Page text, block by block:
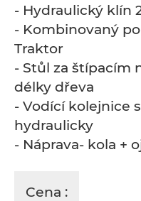
- Hydraulický klín
- Kombinovaný
Traktor
- Stůl za štípacím
délky dřeva
- Vodící kolejnice
hydraulicky
- Náprava- kola +
Cena :